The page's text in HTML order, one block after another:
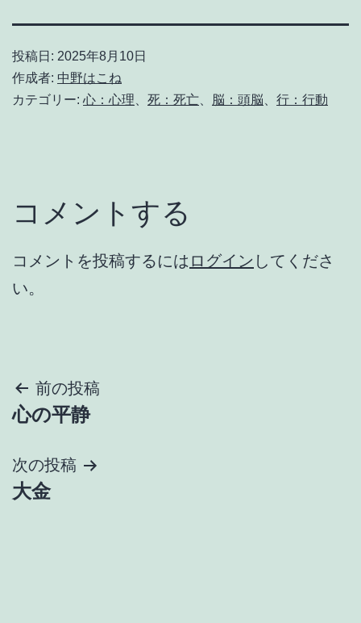
投稿日: 2025年8月10日
作成者: 中野はこね
カテゴリー: 心：心理 死：死亡 脳：頭脳 行：行動
コメントする
コメントを投稿するには ログイン してくださ
い。
投
稿
ナ
ビ
前の投稿
心の平静
次の投稿
大金